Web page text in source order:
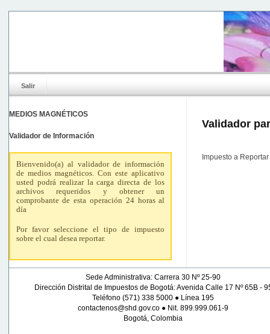
Salir
MEDIOS MAGNÉTICOS
Validador de Información
Bienvenido(a) al validador de información
de medios magnéticos. Con este aplicativo
usted podrá realizar la carga directa de los
archivos requeridos y obtener un
comprobante de esta operación 24 horas al
día
Por favor seleccione el tipo de impuesto
sobre el cual desea reportar.
Validador
Impuesto a Reportar
Sede Administrativa: Carrera 30 Nº 25-90
Dirección Distrital de Impuestos de Bogotá: Avenida Calle 17 Nº 65B -
Teléfono (571) 338 5000 ● Línea 195
contactenos@shd.gov.co ● Nit. 899.999.061-9
Bogotá, Colombia